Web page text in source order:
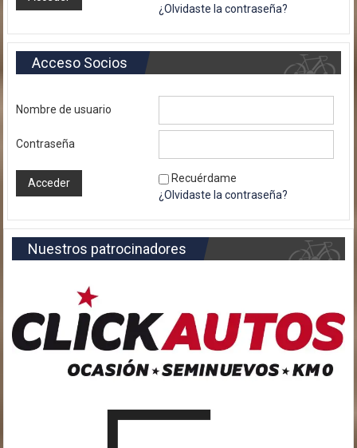
¿Olvidaste la contraseña?
Acceso Socios
Nombre de usuario
Contraseña
Recuérdame
¿Olvidaste la contraseña?
Nuestros patrocinadores